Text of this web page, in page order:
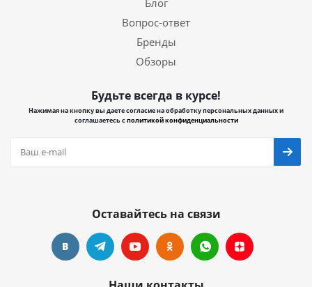
Блог
Вопрос-ответ
Бренды
Обзоры
Будьте всегда в курсе!
Нажимая на кнопку вы даете согласие на обработку персональных данных и
соглашаетесь сполитикой конфиденциальности
Оставайтесь на связи